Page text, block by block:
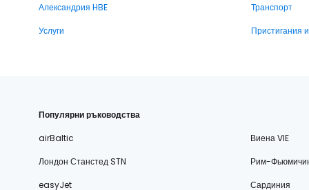
Александрия HBE
Транспорт
Услуги
Пристигания
Популярни ръководства
airBaltic
Виена VIE
Лондон Станстед STN
Рим-
easyJet
Сардиния